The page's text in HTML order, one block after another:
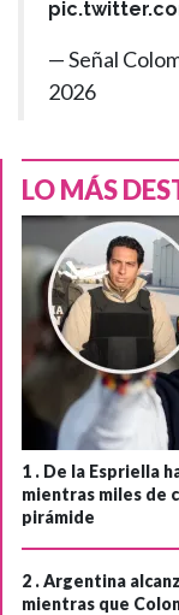
— Señal
2026
LO MÁS
1 . De la Espriella
mientras miles de
pirámide
2 .Argentina
mientras que